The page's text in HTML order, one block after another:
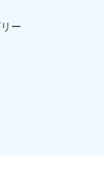
ー